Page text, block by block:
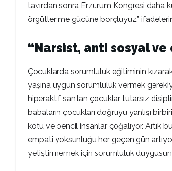
tavırdan sonra Erzurum Kongresi daha
örgütlenme gücüne borçluyuz.”
“Narsist, anti sosyal
Çocuklarda sorumluluk eğitiminin
yaşına uygun sorumluluk vermek
hiperaktif sanılan çocuklar tutarsız
babaların çocukları doğruyu yanlışı
kötü ve bencil insanlar çoğalıyor. Artık
empati yoksunluğu her geçen gün
yetiştirmemek için sorumluluk